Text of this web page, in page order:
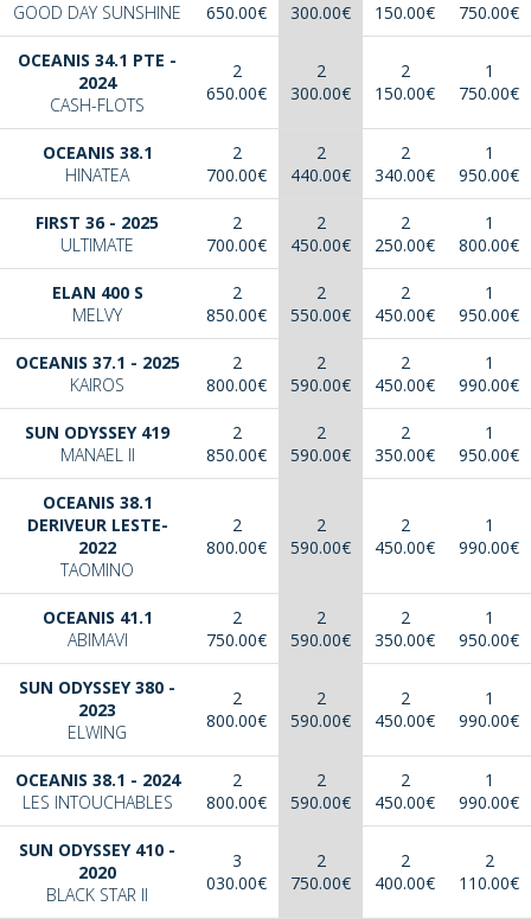
GOOD DAY SUNSHINE
650.00€
300.00€
150.00€
750.00€
OCEANIS 34.1 PTE -
2024
CASH-FLOTS
2
650.00€
2
300.00€
2
150.00€
1
750.00€
OCEANIS 38.1
HINATEA
2
700.00€
2
440.00€
2
340.00€
1
950.00€
FIRST 36 - 2025
ULTIMATE
2
700.00€
2
450.00€
2
250.00€
1
800.00€
ELAN 400 S
MELVY
2
850.00€
2
550.00€
2
450.00€
1
950.00€
OCEANIS 37.1 - 2025
KAIROS
2
800.00€
2
590.00€
2
450.00€
1
990.00€
SUN ODYSSEY 419
MANAEL II
2
850.00€
2
590.00€
2
350.00€
1
950.00€
OCEANIS 38.1
DERIVEUR LESTE-
2022
TAOMINO
2
800.00€
2
590.00€
2
450.00€
1
990.00€
OCEANIS 41.1
ABIMAVI
2
750.00€
2
590.00€
2
350.00€
1
950.00€
SUN ODYSSEY 380 -
2023
ELWING
2
800.00€
2
590.00€
2
450.00€
1
990.00€
OCEANIS 38.1 - 2024
LES INTOUCHABLES
2
800.00€
2
590.00€
2
450.00€
1
990.00€
SUN ODYSSEY 410 -
2020
BLACK STAR II
3
030.00€
2
750.00€
2
400.00€
2
110.00€